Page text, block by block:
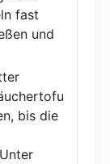
fast
und
bis die